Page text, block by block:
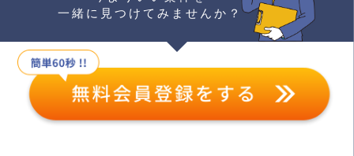
一緒に見つけてみませんか？